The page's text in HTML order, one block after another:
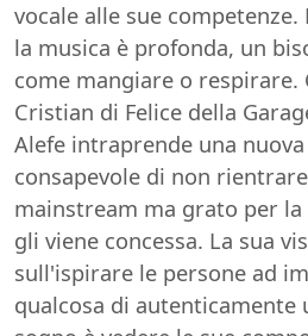
vocale alle sue competenze.
la musica è profonda, un
come mangiare o
Cristian di Felice della
Alefe intraprende una
consapevole di non
mainstream ma grato per
gli viene concessa. La sua
sull'ispirare le persone ad
qualcosa di autenticamente